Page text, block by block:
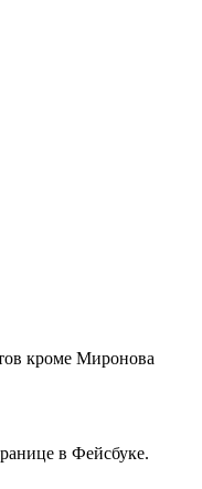
кроме Миронова
в Фейсбуке.